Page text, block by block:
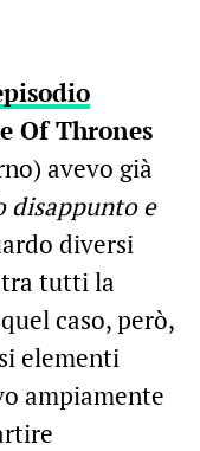
Of Thrones
avevo già
disappunto e
diversi
tra tutti la
caso, però,
elementi
ampiamente